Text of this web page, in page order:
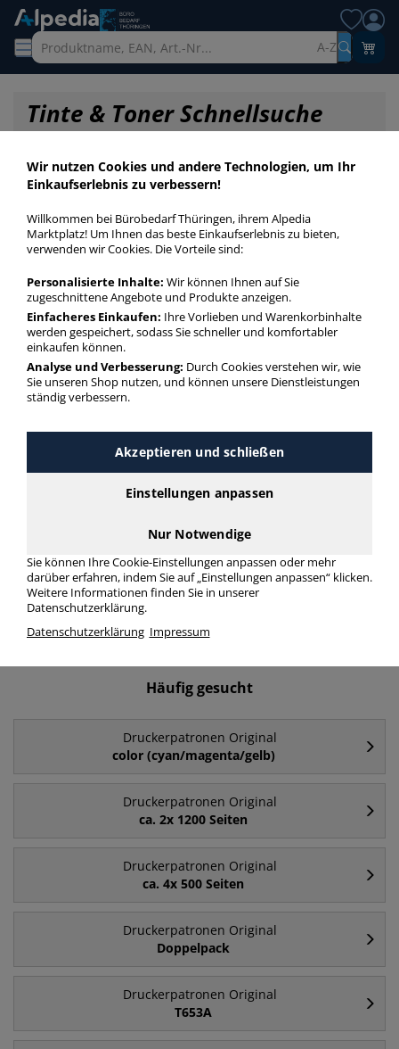
A-Z
Tinte & Toner Schnellsuche
Startseite »
Druckerpatronen Original T7542
Druckerpatronen Original
T7542 > Modellnummer T7542
Druckerpatronen Original T7542 in bester Qualität zum
T7542 mit unserer Filter-Funktion.
Druckerpatronen Original T7542
mehr Infos zur Kategorie
Häufig gesucht
Druckerpatronen Original
color (cyan/magenta/gelb)
Druckerpatronen Original
ca. 2x 1200 Seiten
Druckerpatronen Original
ca. 4x 500 Seiten
Druckerpatronen Original
Doppelpack
Druckerpatronen Original
T653A
Wir nutzen Cookies und andere Technologien, um Ihr
Einkaufserlebnis zu verbessern!
Willkommen bei Bürobedarf Thüringen, ihrem Alpedia
Marktplatz! Um Ihnen das beste Einkaufserlebnis zu bieten,
verwenden wir Cookies. Die Vorteile sind:
Personalisierte Inhalte: Wir können Ihnen auf Sie
zugeschnittene Angebote und Produkte anzeigen.
Einfacheres Einkaufen: Ihre Vorlieben und Warenkorbinhalte
werden gespeichert, sodass Sie schneller und komfortabler
einkaufen können.
Analyse und Verbesserung: Durch Cookies verstehen wir, wie
Sie unseren Shop nutzen, und können unsere Dienstleistungen
ständig verbessern.
Akzeptieren und schließen
Einstellungen anpassen
Nur Notwendige
Sie können Ihre Cookie-Einstellungen anpassen oder mehr
darüber erfahren, indem Sie auf „Einstellungen anpassen“ klicken.
Weitere Informationen finden Sie in unserer
Datenschutzerklärung.
Datenschutzerklärung Impressum